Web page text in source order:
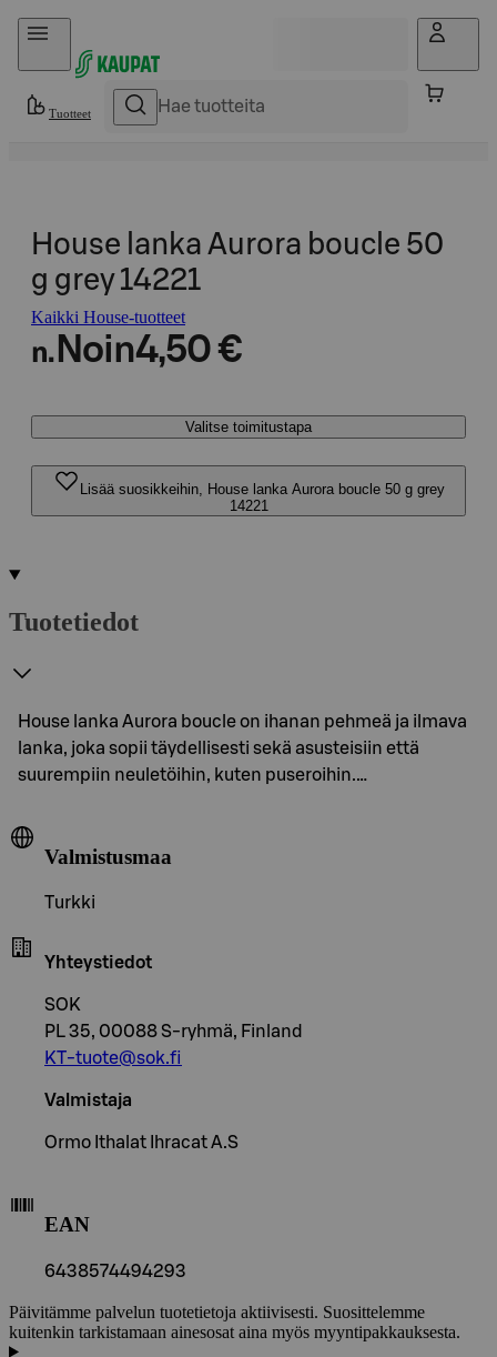
Hyppää sisältöön
Tuotteet
House lanka Aurora boucle 50
g grey 14221
Kaikki House-tuotteet
n. Noin4,50 €
Valitse toimitustapa
Lisää suosikkeihin, House lanka Aurora boucle 50 g grey
14221
Tuotetiedot
House lanka Aurora boucle on ihanan pehmeä ja ilmava
lanka, joka sopii täydellisesti sekä asusteisiin että
suurempiin neuletöihin, kuten puseroihin.…
Valmistusmaa
Turkki
Yhteystiedot
SOK
PL 35, 00088 S-ryhmä, Finland
KT-tuote@sok.fi
Valmistaja
Ormo Ithalat Ihracat A.S
EAN
6438574494293
Päivitämme palvelun tuotetietoja aktiivisesti. Suosittelemme
kuitenkin tarkistamaan ainesosat aina myös myyntipakkauksesta.